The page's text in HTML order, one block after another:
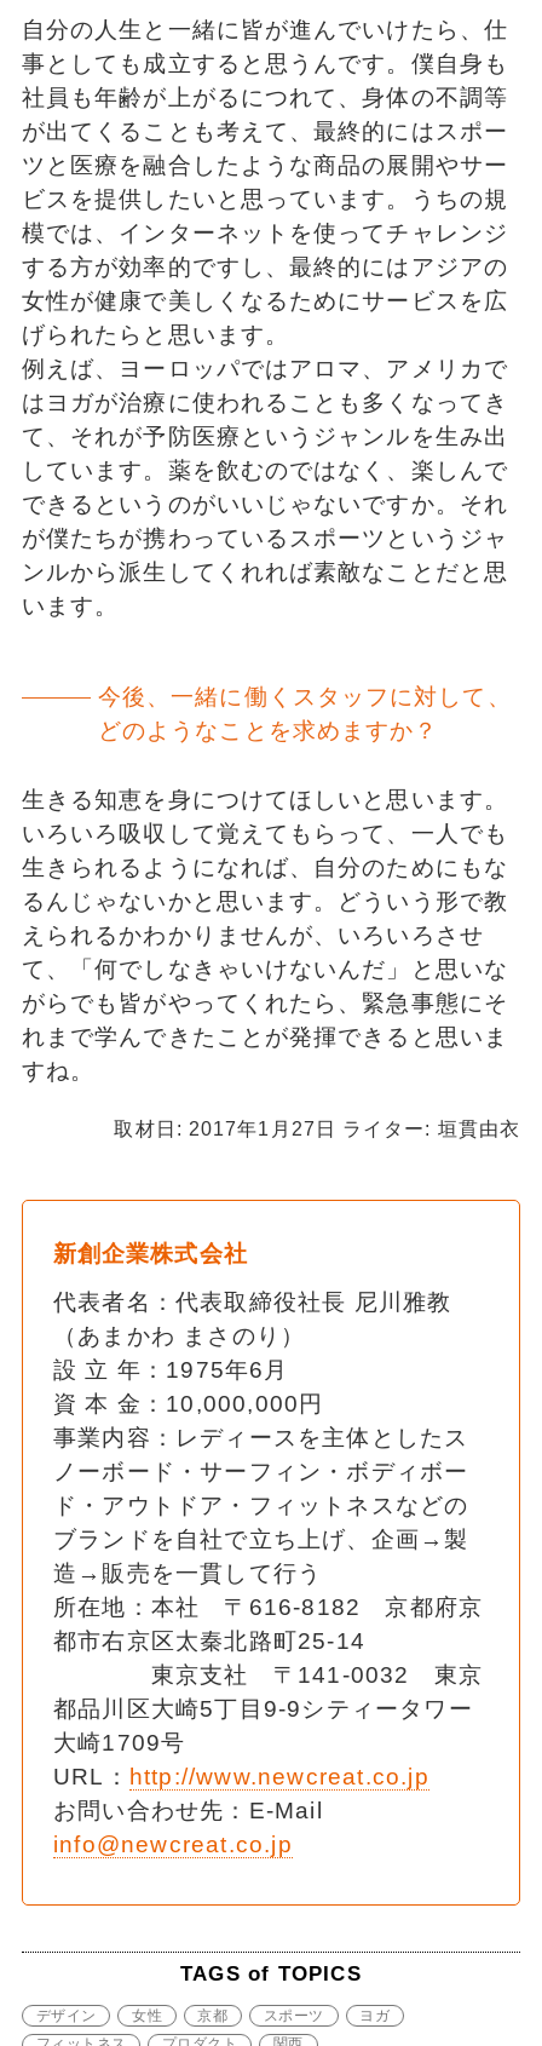
自分の人生と一緒に皆が進んでいけたら、仕
事としても成立すると思うんです。僕自身も
社員も年齢が上がるにつれて、身体の不調等
が出てくることも考えて、最終的にはスポー
ツと医療を融合したような商品の展開やサー
ビスを提供したいと思っています。うちの規
模では、インターネットを使ってチャレンジ
する方が効率的ですし、最終的にはアジアの
女性が健康で美しくなるためにサービスを広
げられたらと思います。
例えば、ヨーロッパではアロマ、アメリカで
はヨガが治療に使われることも多くなってき
て、それが予防医療というジャンルを生み出
しています。薬を飲むのではなく、楽しんで
できるというのがいいじゃないですか。それ
が僕たちが携わっているスポーツというジャ
ンルから派生してくれれば素敵なことだと思
います。
今後、一緒に働くスタッフに対して、
どのようなことを求めますか？
生きる知恵を身につけてほしいと思います。
いろいろ吸収して覚えてもらって、一人でも
生きられるようになれば、自分のためにもな
るんじゃないかと思います。どういう形で教
えられるかわかりませんが、いろいろさせ
て、「何でしなきゃいけないんだ」と思いな
がらでも皆がやってくれたら、緊急事態にそ
れまで学んできたことが発揮できると思いま
すね。
取材日: 2017年1月27日 ライター: 垣貫由衣
新創企業株式会社
代表者名：代表取締役社長 尼川雅教
（あまかわ まさのり）
設 立 年：1975年6月
資 本 金：10,000,000円
事業内容：レディースを主体としたス
ノーボード・サーフィン・ボディボー
ド・アウトドア・フィットネスなどの
ブランドを自社で立ち上げ、企画→製
造→販売を一貫して行う
所在地：本社 〒616-8182 京都府京
都市右京区太秦北路町25-14
東京支社 〒141-0032 東京
都品川区大崎5丁目9-9シティータワー
大崎1709号
URL： http://www.newcreat.co.jp
お問い合わせ先：E-Mail
info@newcreat.co.jp
TAGS of TOPICS
デザイン 女性 京都 スポーツ
ヨガ